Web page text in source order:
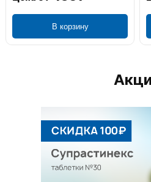
В корзину